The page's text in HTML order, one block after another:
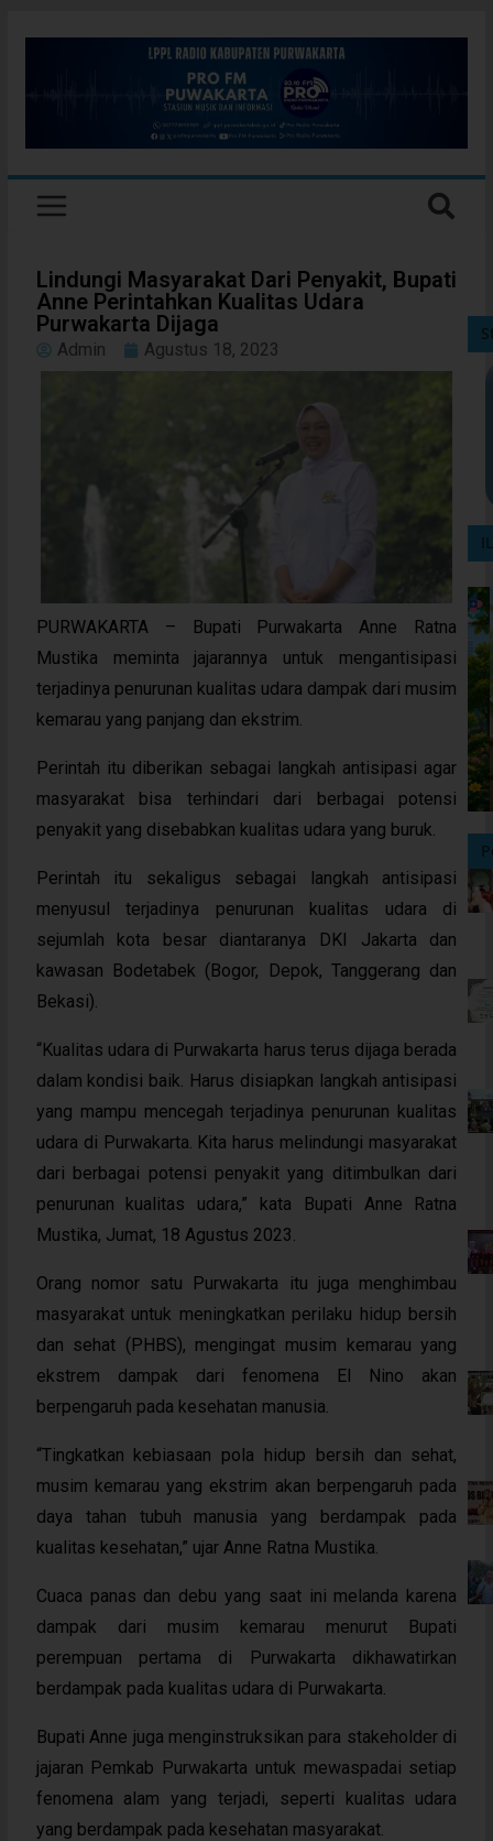
Lindungi Masyarakat Dari Penyakit, Bupati
Anne Perintahkan Kualitas Udara
Purwakarta Dijaga
Admin Agustus 18, 2023
PURWAKARTA – Bupati Purwakarta Anne Ratna
Mustika meminta jajarannya untuk mengantisipasi
terjadinya penurunan kualitas udara dampak dari musim
kemarau yang panjang dan ekstrim.
Perintah itu diberikan sebagai langkah antisipasi agar
masyarakat bisa terhindari dari berbagai potensi
penyakit yang disebabkan kualitas udara yang buruk.
Perintah itu sekaligus sebagai langkah antisipasi
menyusul terjadinya penurunan kualitas udara di
sejumlah kota besar diantaranya DKI Jakarta dan
kawasan Bodetabek (Bogor, Depok, Tanggerang dan
Bekasi).
“Kualitas udara di Purwakarta harus terus dijaga berada
dalam kondisi baik. Harus disiapkan langkah antisipasi
yang mampu mencegah terjadinya penurunan kualitas
udara di Purwakarta. Kita harus melindungi masyarakat
dari berbagai potensi penyakit yang ditimbulkan dari
penurunan kualitas udara,” kata Bupati Anne Ratna
Mustika, Jumat, 18 Agustus 2023.
Orang nomor satu Purwakarta itu juga menghimbau
masyarakat untuk meningkatkan perilaku hidup bersih
dan sehat (PHBS), mengingat musim kemarau yang
ekstrem dampak dari fenomena El Nino akan
berpengaruh pada kesehatan manusia.
“Tingkatkan kebiasaan pola hidup bersih dan sehat,
musim kemarau yang ekstrim akan berpengaruh pada
daya tahan tubuh manusia yang berdampak pada
kualitas kesehatan,” ujar Anne Ratna Mustika.
Cuaca panas dan debu yang saat ini melanda karena
dampak dari musim kemarau menurut Bupati
perempuan pertama di Purwakarta dikhawatirkan
berdampak pada kualitas udara di Purwakarta.
Bupati Anne juga menginstruksikan para stakeholder di
jajaran Pemkab Purwakarta untuk mewaspadai setiap
fenomena alam yang terjadi, seperti kualitas udara
yang berdampak pada kesehatan masyarakat.